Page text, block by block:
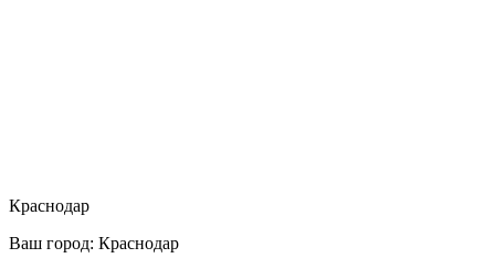
Краснодар
Ваш город: Краснодар